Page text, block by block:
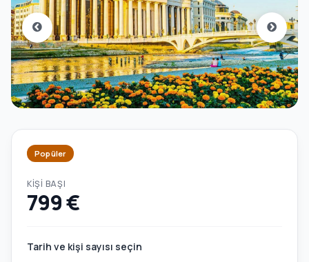
Popüler
KIŞI BAŞI
799 €
Tarih ve kişi sayısı seçin